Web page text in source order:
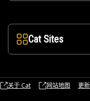
Cat Sites
关于 Cat 网站地图 更